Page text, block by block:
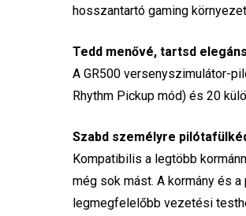
hosszantartó gaming
Tedd menővé, tartsd
A GR500 versenyszimulátor-
Rhythm Pickup mód) és 20
Szabd személyre
Kompatibilis a legtöbb
még sok mást. A kormány és
legmegfelelőbb vezetési